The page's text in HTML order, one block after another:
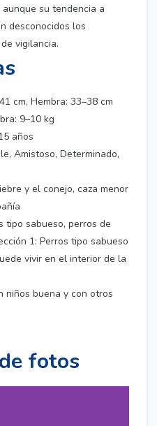
su tendencia a
desconocidos los
vigilancia.
cm, Hembra: 33–38 cm
9–10 kg
años
Amistoso, Determinado,
y el conejo, caza menor
tipo sabueso, perros de
1: Perros tipo sabueso
vivir en el interior de la
niños buena y con otros
fotos